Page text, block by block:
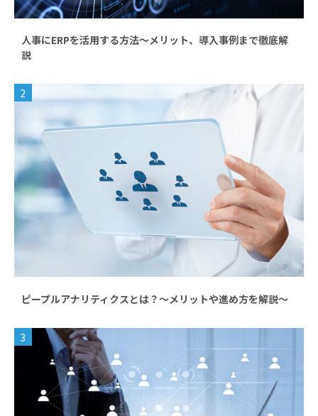
人事にERPを活用する方法～メリット、導入事例まで徹底解
説
2
ピープルアナリティクスとは？～メリットや進め方を解説～
3